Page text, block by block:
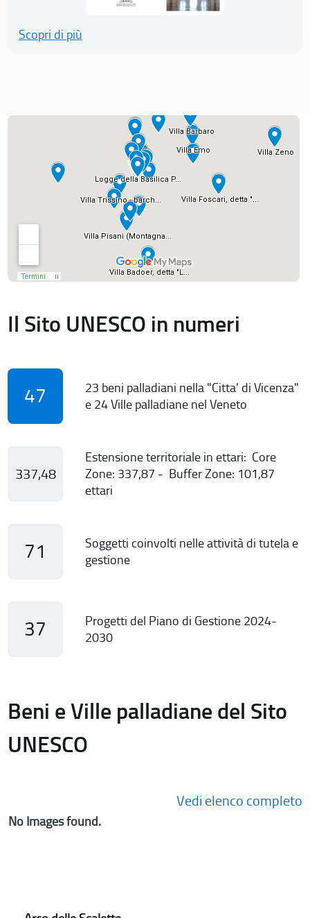
Scopri di più
Il Sito UNESCO in numeri
47
23 beni palladiani nella "Citta' di Vicenza"
e 24 Ville palladiane nel Veneto
337,48
Estensione territoriale in ettari: Core
Zone: 337,87 - Buffer Zone: 101,87
ettari
71
Soggetti coinvolti nelle attività di tutela e
gestione
37
Progetti del Piano di Gestione 2024-
2030
Beni e Ville palladiane del Sito
UNESCO
Vedi elenco completo
No Images found.